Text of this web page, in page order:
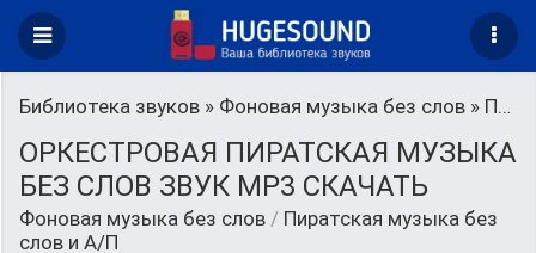
Библиотека звуков » Фоновая музыка без слов » Пиратская музыка без слов и А/П
ОРКЕСТРОВАЯ ПИРАТСКАЯ МУЗЫКА
БЕЗ СЛОВ ЗВУК MP3 СКАЧАТЬ
Фоновая музыка без слов / Пиратская музыка без
слов и А/П